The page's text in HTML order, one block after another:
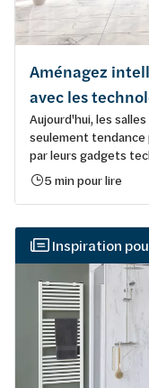
Aménagez
avec les
Aujourd'hui, les
seulement tendance
par leurs gadgets
5 min pour lire
Inspiration